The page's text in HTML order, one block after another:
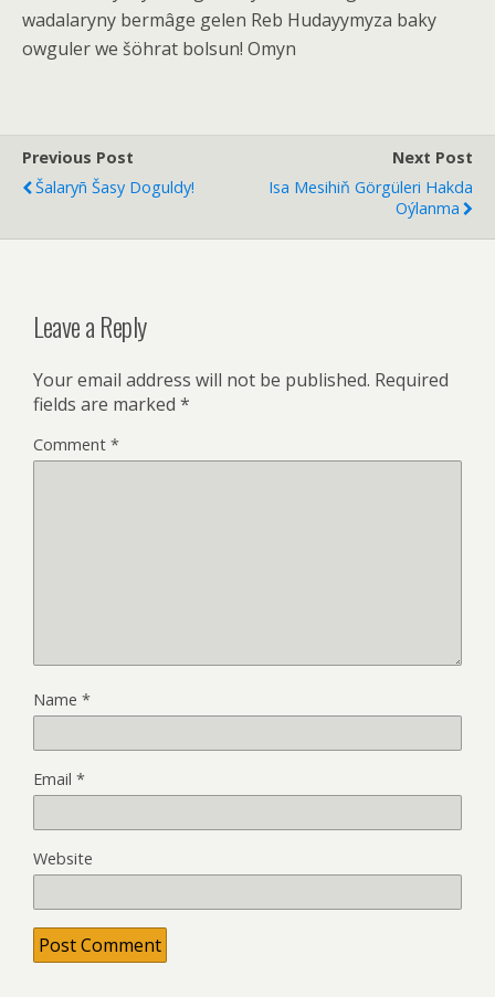
wadalaryny bermâge gelen Reb Hudayymyza baky
owguler we šöhrat bolsun! Omyn
Previous Post
Šalaryñ Šasy Doguldy!
Next Post
Isa Mesihiň Görgüleri Hakda
Oýlanma
Leave a Reply
Your email address will not be published. Required
fields are marked *
Comment *
Name *
Email *
Website